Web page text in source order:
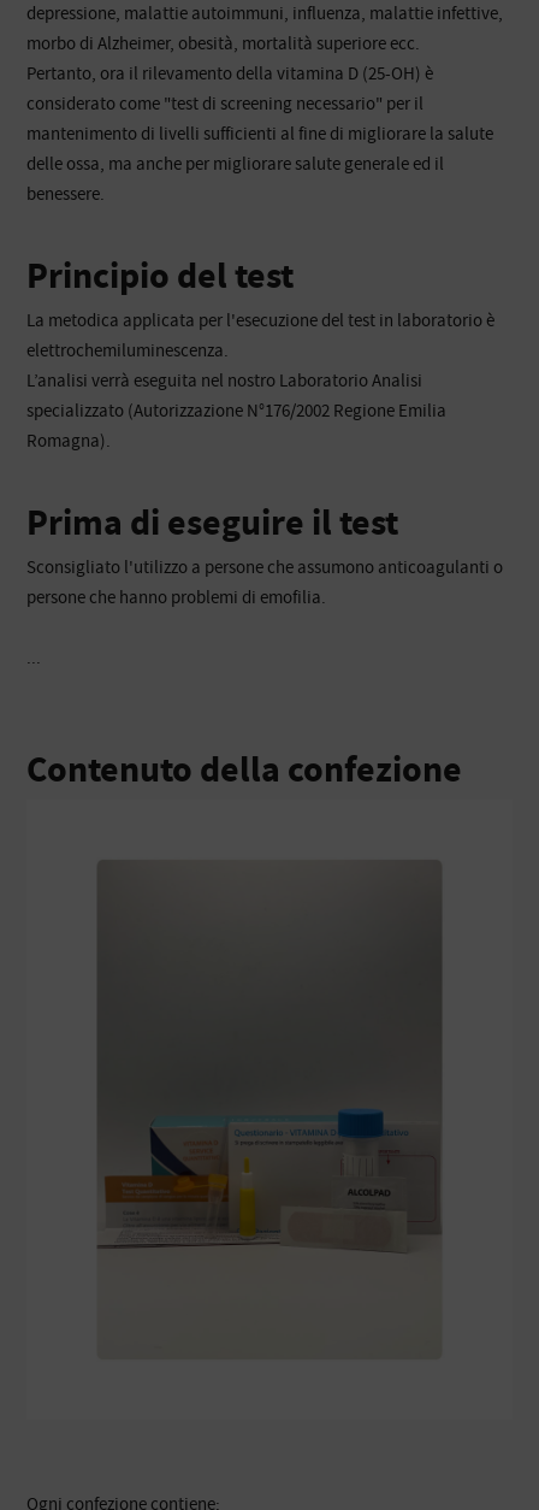
depressione, malattie autoimmuni, influenza, malattie infettive,
morbo di Alzheimer, obesità, mortalità superiore ecc.
Pertanto, ora il rilevamento della vitamina D (25-OH) è
considerato come "test di screening necessario" per il
mantenimento di livelli sufficienti al fine di migliorare la salute
delle ossa, ma anche per migliorare salute generale ed il
benessere.
Principio del test
La metodica applicata per l'esecuzione del test in laboratorio è
elettrochemiluminescenza.
L’analisi verrà eseguita nel nostro Laboratorio Analisi
specializzato (Autorizzazione N°176/2002 Regione Emilia
Romagna).
Prima di eseguire il test
Sconsigliato l'utilizzo a persone che assumono anticoagulanti o
persone che hanno problemi di emofilia.
...
Contenuto della confezione
Ogni confezione contiene: